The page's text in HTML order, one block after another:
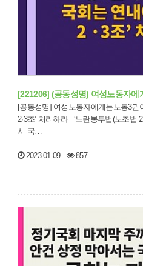
[221206] (공동성명) 여성노동자
[공동성명] 여성노동자에게는노동3권이 필요하다 국회
2∙3조’ 처리하라 ‘노란봉투법(노조법 2∙3조 개정안)’이 첫 발의 7년만에다
시 국…
2023-01-09 857